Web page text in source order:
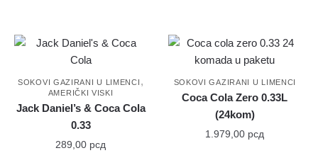
SOKOVI GAZIRANI U LIMENCI ,
AMERIČKI VISKI
Jack Daniel’s & Coca Cola
0.33
289,00 рсд
SOKOVI GAZIRANI U LIMENCI
Coca Cola Zero 0.33L
(24kom)
1.979,00 рсд